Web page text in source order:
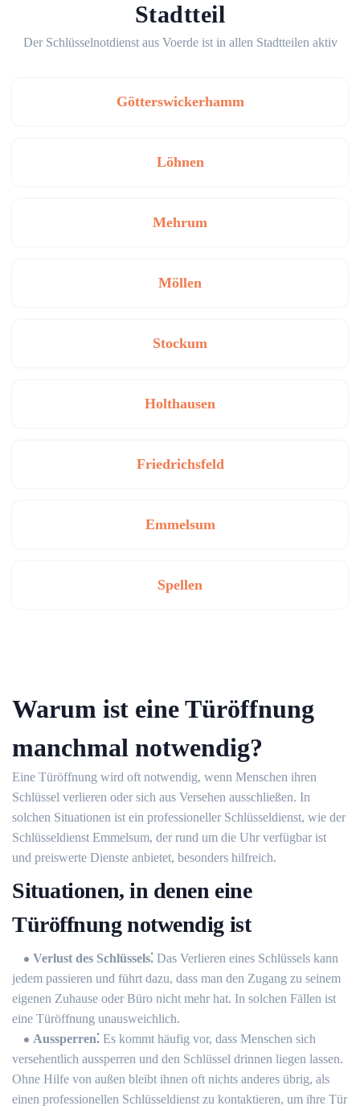
Stadtteil
Der Schlüsselnotdienst aus Voerde ist in allen Stadtteilen aktiv
Götterswickerhamm
Löhnen
Mehrum
Möllen
Stockum
Holthausen
Friedrichsfeld
Emmelsum
Spellen
Warum ist eine Türöffnung
manchmal notwendig?
Eine Türöffnung wird oft notwendig, wenn Menschen ihren
Schlüssel verlieren oder sich aus Versehen ausschließen.​ In
solchen Situationen ist ein professioneller Schlüsseldienst, wie der
Schlüsseldienst Emmelsum, der rund um die Uhr verfügbar ist
und preiswerte Dienste anbietet, besonders hilfreich.​
Situationen, in denen eine
Türöffnung notwendig ist
Verlust des Schlüssels⁚ Das Verlieren eines Schlüssels kann
jedem passieren und führt dazu, dass man den Zugang zu seinem
eigenen Zuhause oder Büro nicht mehr hat.​ In solchen Fällen ist
eine Türöffnung unausweichlich.​
Aussperren⁚ Es kommt häufig vor, dass Menschen sich
versehentlich aussperren und den Schlüssel drinnen liegen lassen.
Ohne Hilfe von außen bleibt ihnen oft nichts anderes übrig, als
einen professionellen Schlüsseldienst zu kontaktieren, um ihre Tür